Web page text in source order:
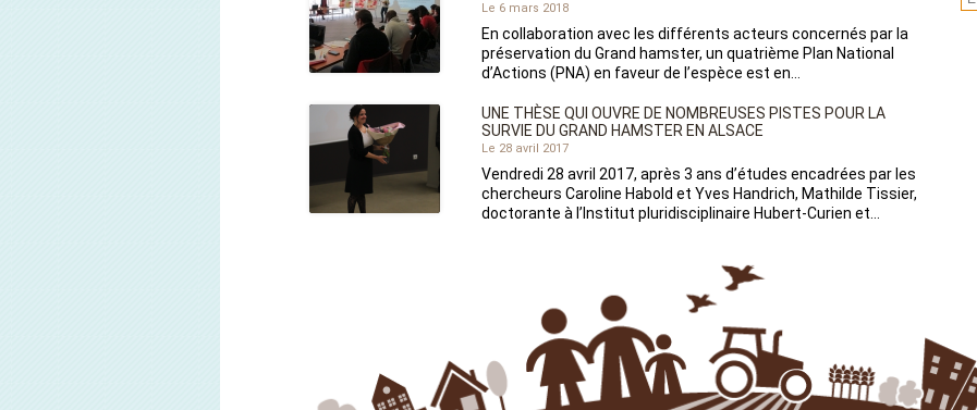
Le 6 mars 2018
En collaboration avec les différents acteurs concernés par la
préservation du Grand hamster, un quatrième Plan National
d’Actions (PNA) en faveur de l’espèce est en…
UNE THÈSE QUI OUVRE DE NOMBREUSES PISTES POUR LA
SURVIE DU GRAND HAMSTER EN ALSACE
Le 28 avril 2017
Vendredi 28 avril 2017, après 3 ans d’études encadrées par les
chercheurs Caroline Habold et Yves Handrich, Mathilde Tissier,
doctorante à l’Institut pluridisciplinaire Hubert-Curien et…